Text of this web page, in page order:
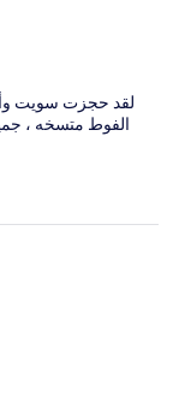
لقد حجزت سويت
الفوط متسخه ،